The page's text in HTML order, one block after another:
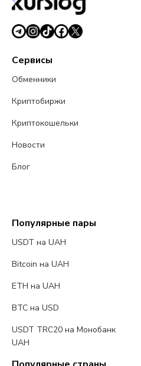
Сервисы
Обменники
Криптобиржи
Криптокошельки
Новости
Блог
Популярные пары
USDT на UAH
Bitcoin на UAH
ETH на UAH
BTC на USD
USDT TRC20 на Монобанк
UAH